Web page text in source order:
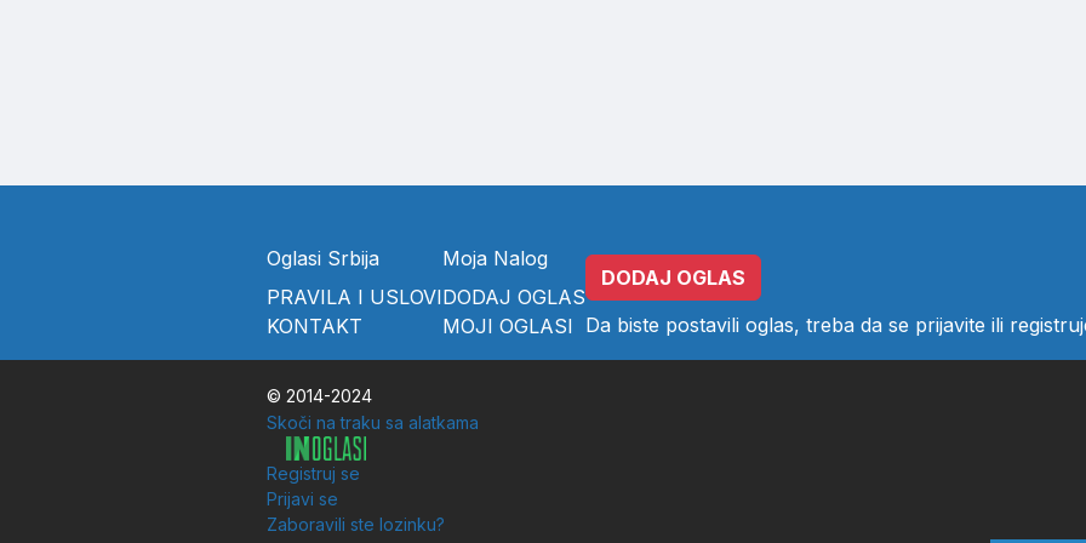
Oglasi Srbija
PRAVILA I USLOVI
KONTAKT
Moja Nalog
DODAJ OGLAS
MOJI OGLASI
DODAJ OGLAS
Da biste postavili oglas, treba da se prijavite ili
© 2014-2024
Skoči na traku sa alatkama
Registruj se
Prijavi se
Zaboravili ste lozinku?